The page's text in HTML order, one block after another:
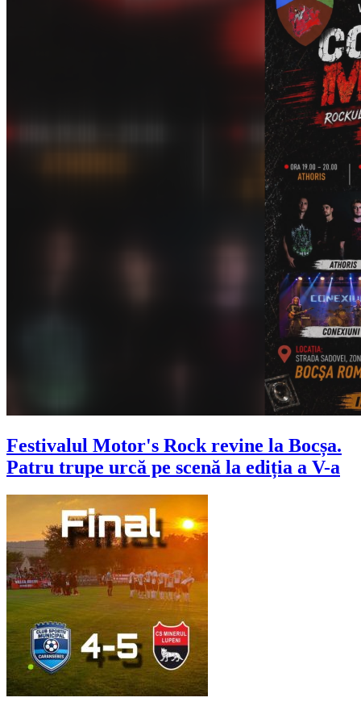
Festivalul Motor's Rock revine la Bocșa.
Patru trupe urcă pe scenă la ediția a V-a